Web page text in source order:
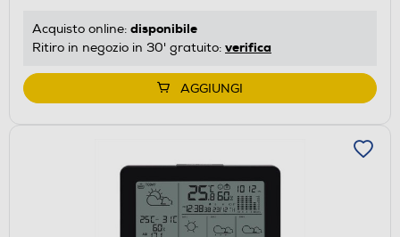
Acquisto online: disponibile
Ritiro in negozio in 30' gratuito: verifica
AGGIUNGI